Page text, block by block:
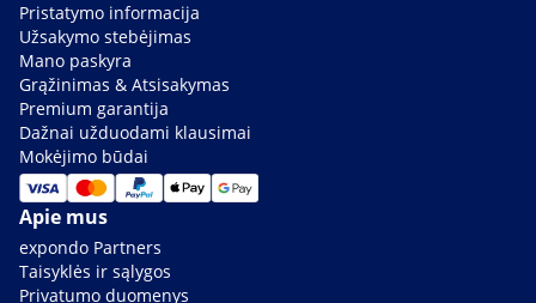
Pristatymo informacija
Užsakymo stebėjimas
Mano paskyra
Grąžinimas & Atsisakymas
Premium garantija
Dažnai užduodami klausimai
Mokėjimo būdai
Apie mus
expondo Partners
Taisyklės ir sąlygos
Privatumo duomenys